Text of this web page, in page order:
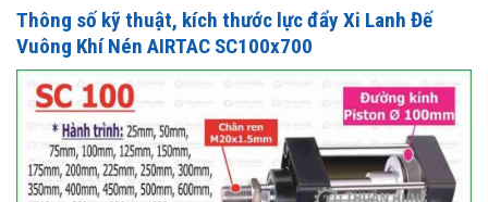
Thông số kỹ thuật, kích thước lực đẩy Xi Lanh Đế
Vuông Khí Nén AIRTAC SC100x700